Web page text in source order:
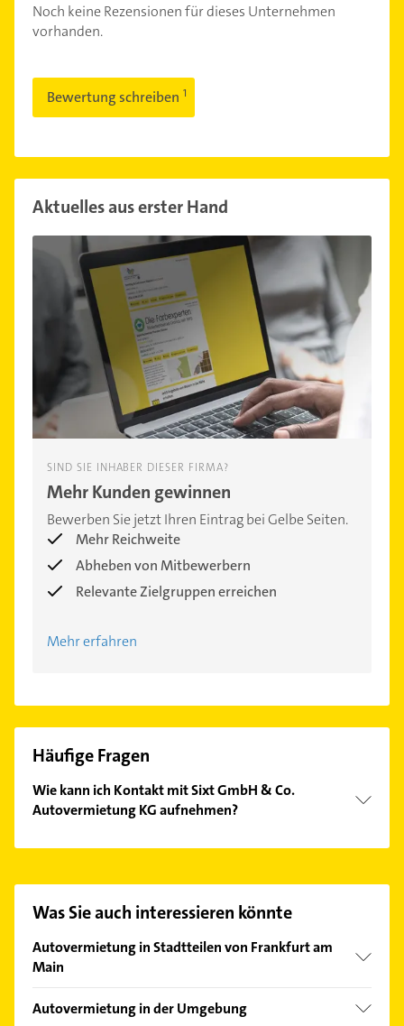
Noch keine Rezensionen für dieses Unternehmen
vorhanden.
Bewertung schreiben
Aktuelles aus erster Hand
SIND SIE INHABER DIESER FIRMA?
Mehr Kunden gewinnen
Bewerben Sie jetzt Ihren Eintrag bei Gelbe Seiten.
Mehr Reichweite
Abheben von Mitbewerbern
Relevante Zielgruppen erreichen
Mehr erfahren
Häufige Fragen
Wie kann ich Kontakt mit Sixt GmbH & Co.
Autovermietung KG aufnehmen?
Hier finden Sie alleKontaktdaten
Was Sie auch interessieren könnte
Autovermietung in Stadtteilen von Frankfurt am
Main
Bahnhofsviertel
Autovermietung in der Umgebung